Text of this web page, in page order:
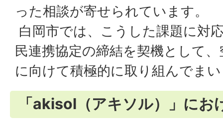
った相談が寄せられています。
白岡市では、こうした課題に対
民連携協定の締結を契機として
に向けて積極的に取り組んでま
「akisol（アキソル）」にお